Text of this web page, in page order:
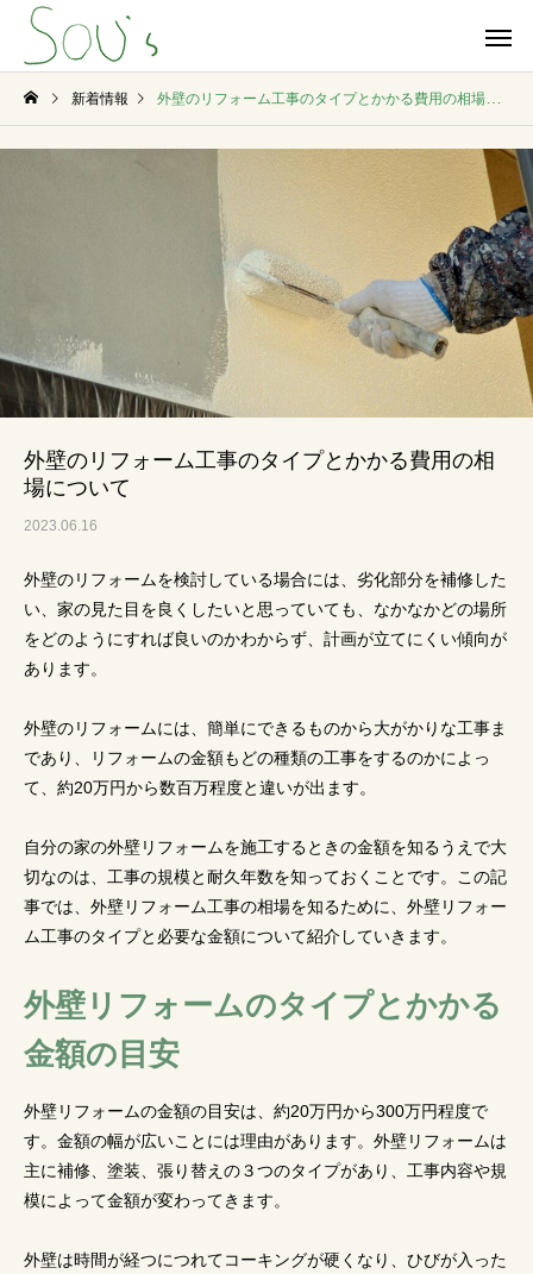
新着情報 外壁のリフォーム工事のタイプとかかる費用の相場について
外壁のリフォーム工事のタイプとかかる費用の相
場について
2023.06.16
外壁のリフォームを検討している場合には、劣化部分を補修した
い、家の見た目を良くしたいと思っていても、なかなかどの場所
をどのようにすれば良いのかわからず、計画が立てにくい傾向が
あります。
外壁のリフォームには、簡単にできるものから大がかりな工事ま
であり、リフォームの金額もどの種類の工事をするのかによっ
て、約20万円から数百万程度と違いが出ます。
自分の家の外壁リフォームを施工するときの金額を知るうえで大
切なのは、工事の規模と耐久年数を知っておくことです。この記
事では、外壁リフォーム工事の相場を知るために、外壁リフォー
ム工事のタイプと必要な金額について紹介していきます。
外壁リフォームのタイプとかかる
金額の目安
外壁リフォームの金額の目安は、約20万円から300万円程度で
す。金額の幅が広いことには理由があります。外壁リフォームは
主に補修、塗装、張り替えの３つのタイプがあり、工事内容や規
模によって金額が変わってきます。
外壁は時間が経つにつれてコーキングが硬くなり、ひびが入った